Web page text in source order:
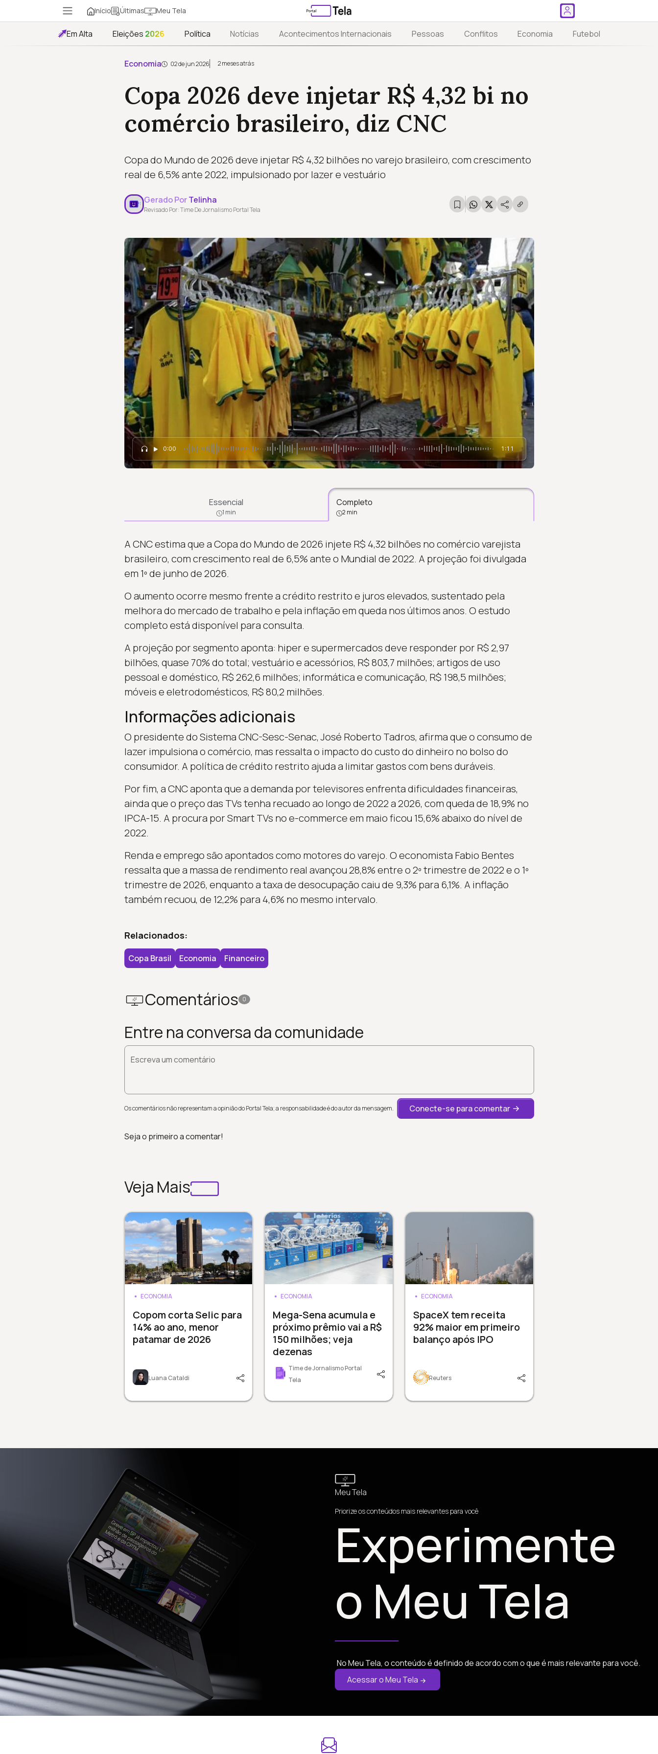
Início Últimas Meu Tela
Em Alta Eleições 2026 Política Notícias Acontecimentos Internacionais Pessoas Conflitos Economia Futebol
Economia 02 de jun 2026 2 meses atrás
Copa 2026 deve injetar R$ 4,32 bi no
comércio brasileiro, diz CNC
Copa do Mundo de 2026 deve injetar R$ 4,32 bilhões no varejo brasileiro, com crescimento
real de 6,5% ante 2022, impulsionado por lazer e vestuário
Gerado PorTelinha
Revisado Por: Time De Jornalismo Portal Tela
0:00 1:11
Essencial
1 min
Completo
2 min
A CNC estima que a Copa do Mundo de 2026 injete R$ 4,32 bilhões no comércio varejista
brasileiro, com crescimento real de 6,5% ante o Mundial de 2022. A projeção foi divulgada
em 1º de junho de 2026.
O aumento ocorre mesmo frente a crédito restrito e juros elevados, sustentado pela
melhora do mercado de trabalho e pela inflação em queda nos últimos anos. O estudo
completo está disponível para consulta.
A projeção por segmento aponta: hiper e supermercados deve responder por R$ 2,97
bilhões, quase 70% do total; vestuário e acessórios, R$ 803,7 milhões; artigos de uso
pessoal e doméstico, R$ 262,6 milhões; informática e comunicação, R$ 198,5 milhões;
móveis e eletrodomésticos, R$ 80,2 milhões.
Informações adicionais
O presidente do Sistema CNC-Sesc-Senac, José Roberto Tadros, afirma que o consumo de
lazer impulsiona o comércio, mas ressalta o impacto do custo do dinheiro no bolso do
consumidor. A política de crédito restrito ajuda a limitar gastos com bens duráveis.
Por fim, a CNC aponta que a demanda por televisores enfrenta dificuldades financeiras,
ainda que o preço das TVs tenha recuado ao longo de 2022 a 2026, com queda de 18,9% no
IPCA-15. A procura por Smart TVs no e-commerce em maio ficou 15,6% abaixo do nível de
2022.
Renda e emprego são apontados como motores do varejo. O economista Fabio Bentes
ressalta que a massa de rendimento real avançou 28,8% entre o 2º trimestre de 2022 e o 1º
trimestre de 2026, enquanto a taxa de desocupação caiu de 9,3% para 6,1%. A inflação
também recuou, de 12,2% para 4,6% no mesmo intervalo.
Relacionados:
Copa Brasil Economia Financeiro
Comentários 0
Entre na conversa da comunidade
Escreva um comentário
Os comentários não representam a opinião do Portal Tela; a responsabilidade é do autor da mensagem. Conecte-se para comentar
Seja o primeiro a comentar!
Veja Mais
ECONOMIA
Copom corta Selic para
14% ao ano, menor
patamar de 2026
Luana Cataldi
ECONOMIA
Mega-Sena acumula e
próximo prêmio vai a R$
150 milhões; veja
dezenas
Time de Jornalismo Portal
Tela
ECONOMIA
SpaceX tem receita
92% maior em primeiro
balanço após IPO
Reuters
Meu Tela
Priorize os conteúdos mais relevantes para você
Experimente
o Meu Tela
No Meu Tela, o conteúdo é definido de acordo com o que é mais relevante para você.
Acessar o Meu Tela